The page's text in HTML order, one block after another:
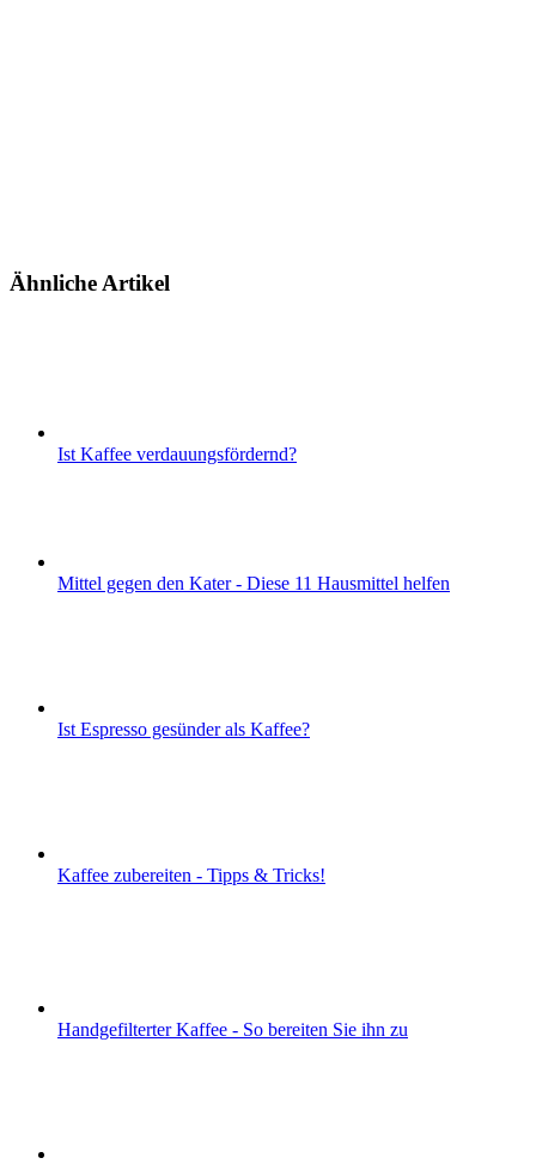
Ähnliche Artikel
Ist Kaffee verdauungsfördernd?
Mittel gegen den Kater - Diese 11 Hausmittel helfen
Ist Espresso gesünder als Kaffee?
Kaffee zubereiten - Tipps & Tricks!
Handgefilterter Kaffee - So bereiten Sie ihn zu